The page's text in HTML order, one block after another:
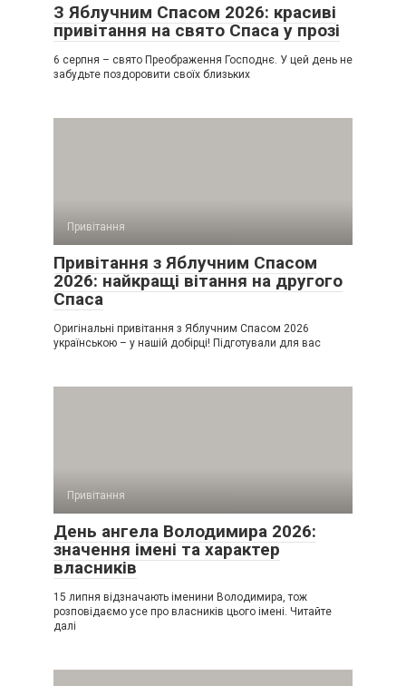
З Яблучним Спасом 2026: красиві
привітання на свято Спаса у прозі
6 серпня – свято Преображення Господнє. У цей день не
забудьте поздоровити своїх близьких
Привітання
Привітання з Яблучним Спасом
2026: найкращі вітання на другого
Спаса
Оригінальні привітання з Яблучним Спасом 2026
українською – у нашій добірці! Підготували для вас
Привітання
День ангела Володимира 2026:
значення імені та характер
власників
15 липня відзначають іменини Володимира, тож
розповідаємо усе про власників цього імені. Читайте
далі